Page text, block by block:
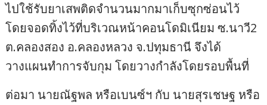
ไปใช้รับยาเสพติดจำนวนมากมาเก็บซุกซ่อนไว้
โดยจอดทิ้งไว้ที่บริเวณหน้าคอนโดมิเนียม ซ.นาวี2
ต.คลองสอง อ.คลองหลวง จ.ปทุมธานี จึงได้
วางแผนทำการจับกุม โดยวางกำลังโดยรอบพื้นที่
ต่อมา นายณัฐพล หรือเบนซ์ฯ กับ นายสุรเชษฐ หรือ